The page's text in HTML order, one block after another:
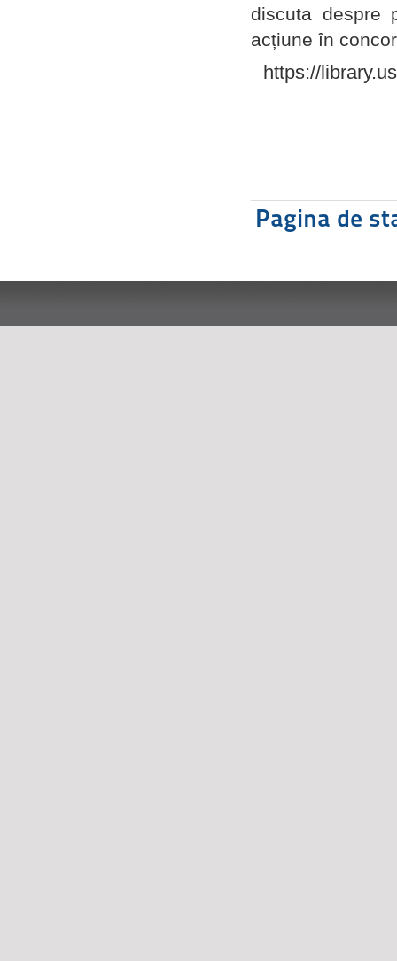
discuta despre
acțiune în
https://
Pagina de